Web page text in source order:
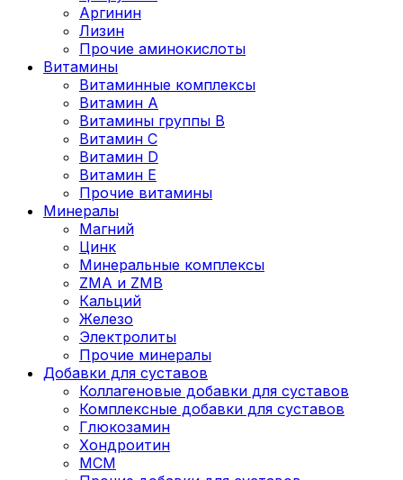
Аргинин
Лизин
Прочие аминокислоты
Витамины
Витаминные комплексы
Витамин А
Витамины группы В
Витамин C
Витамин D
Витамин Е
Прочие витамины
Минералы
Магний
Цинк
Минеральные комплексы
ZMA и ZMB
Кальций
Железо
Электролиты
Прочие минералы
Добавки для суставов
Коллагеновые добавки для суставов
Комплексные добавки для суставов
Глюкозамин
Хондроитин
MCM